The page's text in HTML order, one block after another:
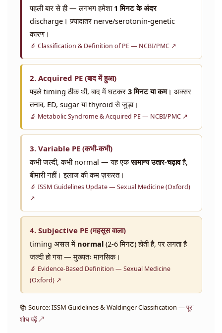
पहली बार से ही — लगभग हमेशा 1 मिनट के अंदर
discharge। ज़्यादातर nerve/serotonin-genetic
कारण।
🔬 Classification & Definition of PE — NCBI/PMC ↗
2. Acquired PE (बाद में हुआ)
पहले timing ठीक थी, बाद में घटकर 3 मिनट या कम। अक्सर
तनाव, ED, sugar या thyroid से जुड़ा।
🔬 Metabolic Syndrome & Acquired PE — NCBI/PMC ↗
3. Variable PE (कभी-कभी)
कभी जल्दी, कभी normal — यह एकसामान्य उतार-चढ़ावहै,
बीमारी नहीं। इलाज की कम ज़रूरत।
🔬 ISSM Guidelines Update — Sexual Medicine (Oxford)
↗
4. Subjective PE (महसूस वाला)
timing असल में normal (2-6 मिनट) होती है, पर लगता है
जल्दी हो गया — मुख्यतः मानसिक।
🔬 Evidence-Based Definition — Sexual Medicine
(Oxford) ↗
📚 Source: ISSM Guidelines & Waldinger Classification —पूरा
शोध पढ़ें ↗